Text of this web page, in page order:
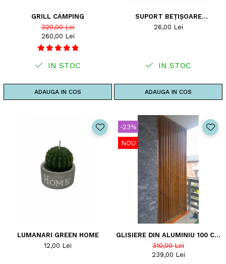
GRILL CAMPING
320,00 Lei
260,00 Lei
IN STOC
ADAUGA IN COS
SUPORT BEȚIȘOARE
PARFUMATE
26,00 Lei
IN STOC
ADAUGA IN COS
LUMANARI GREEN HOME
12,00 Lei
-23%
NOU
GLISIERE DIN ALUMINIU 100 CM
- PENTRU 12 LAMELE
ORIENTABILE - JALUZELE DE
TERASA
310,00 Lei
239,00 Lei